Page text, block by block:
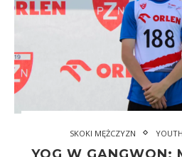
SKOKI MĘŻCZYZN